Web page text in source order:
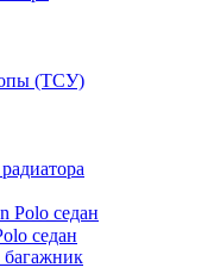
(ТСУ)
Polo седан
седан
багажник